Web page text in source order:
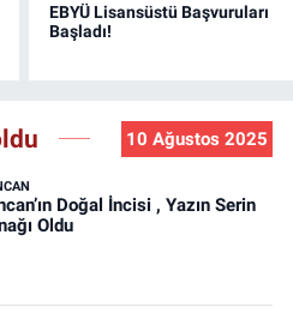
EBYÜ Lisansüstü Başvuruları
Başladı!
10 Ağustos 2025
Doğal İncisi , Yazın Serin
Oldu